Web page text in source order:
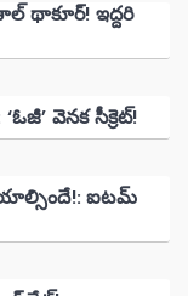
థాకూర్! ఇద్దరి
వెనక సీక్రెట్!
ఐటమ్